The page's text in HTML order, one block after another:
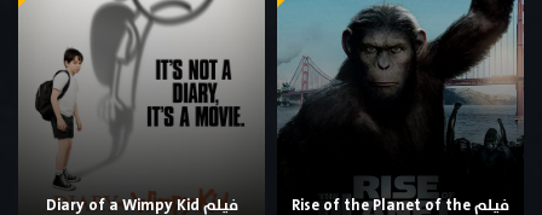
فيلم Rise of the Planet of the
فيلم Diary of a Wimpy Kid